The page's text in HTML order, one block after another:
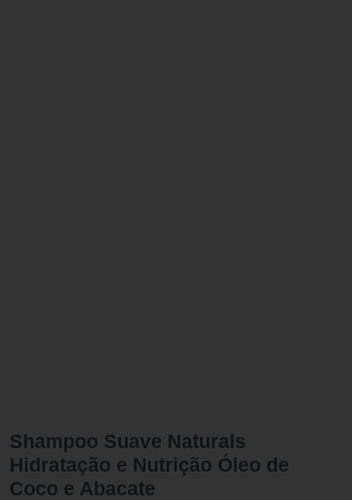
Shampoo Suave Naturals
Hidratação e Nutrição Óleo de
Coco e Abacate